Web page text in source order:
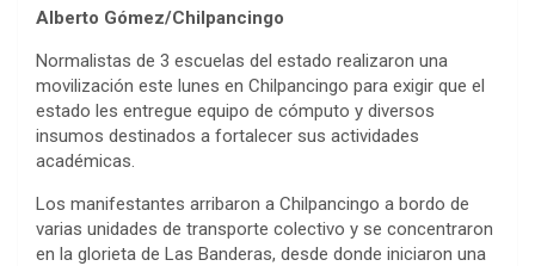
Alberto Gómez/Chilpancingo
Normalistas de 3 escuelas del estado realizaron una
movilización este lunes en Chilpancingo para exigir que el
estado les entregue equipo de cómputo y diversos
insumos destinados a fortalecer sus actividades
académicas.
Los manifestantes arribaron a Chilpancingo a bordo de
varias unidades de transporte colectivo y se concentraron
en la glorieta de Las Banderas, desde donde iniciaron una